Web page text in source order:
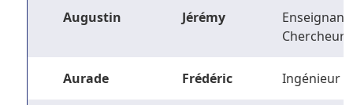
Augustin Jérémy
Enseignant-
Chercheur
Aurade Frédéric Ingénieur